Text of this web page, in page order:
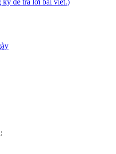
để trả lời bài viết.)